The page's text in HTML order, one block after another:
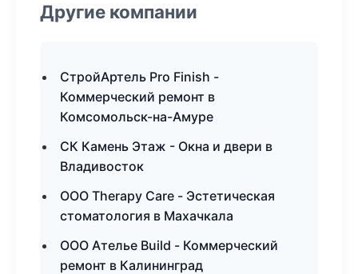
Другие компании
СтройАртель Pro Finish -
Коммерческий ремонт в
Комсомольск-на-Амуре
СК Камень Этаж - Окна и двери в
Владивосток
ООО Therapy Care - Эстетическая
стоматология в Махачкала
ООО Ателье Build - Коммерческий
ремонт в Калининград